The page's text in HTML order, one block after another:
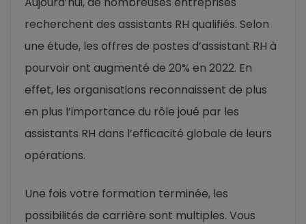
recherchent des assistants RH qualifiés. Selon
une étude, les offres de postes d’assistant RH à
pourvoir ont augmenté de 20% en 2022. En
effet, les organisations reconnaissent de plus
en plus l’importance du rôle joué par les
assistants RH dans l’efficacité globale de leurs
opérations.
Une fois votre formation terminée, les
possibilités de carrière sont multiples. Vous